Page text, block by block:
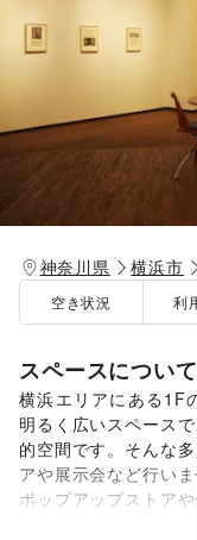
神奈川県 横浜市
空き状況 利
スペースについて
横浜エリアにある1F
明るく広いスペース
的空間です。そんな
アや展示会など行い
ポップアップストア
人をターゲットにし